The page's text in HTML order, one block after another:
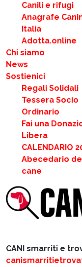
CANI smarriti e
Canili e rifugi
Anagrafe
Italia
Adotta.online
Chi siamo
News
Sostienici
Regali Solidali
Tessera Socio
Ordinario
Fai una
Libera
CALENDARIO
Abecedario
cane